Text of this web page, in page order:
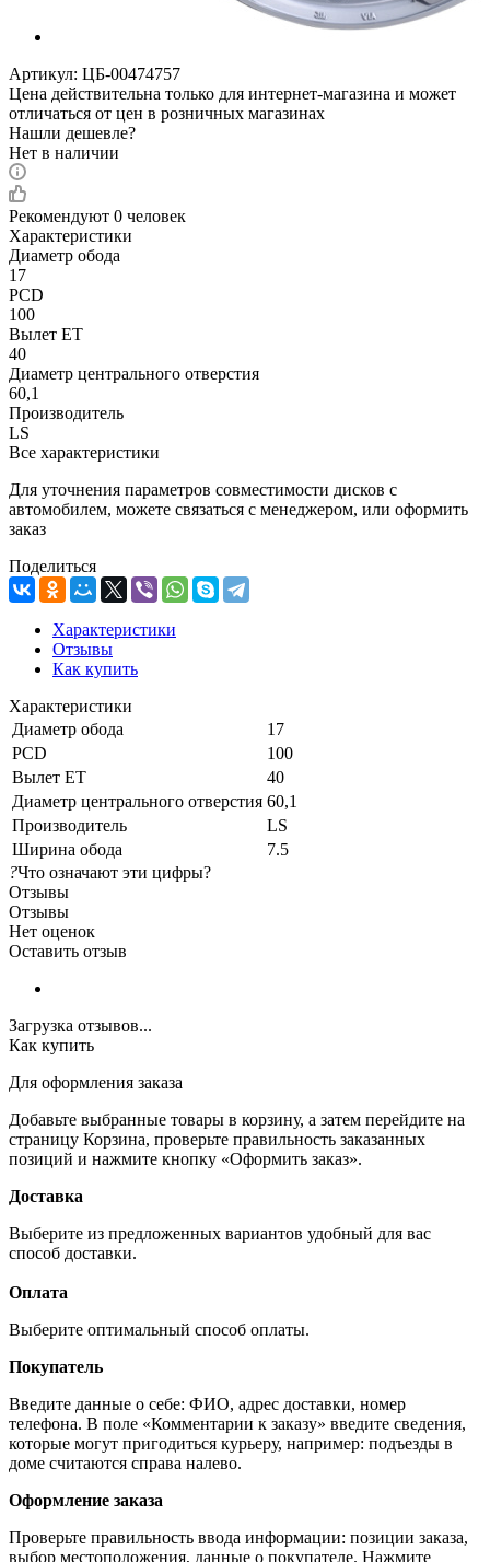
Артикул: ЦБ-00474757
Цена действительна только для интернет-магазина и может
отличаться от цен в розничных магазинах
Нашли дешевле?
Нет в наличии
Рекомендуют 0 человек
Характеристики
Диаметр обода
17
PCD
100
Вылет ET
40
Диаметр центрального отверстия
60,1
Производитель
LS
Все характеристики
Для уточнения параметров совместимости дисков с
автомобилем, можете связаться с менеджером, или оформить
заказ
Поделиться
Характеристики
Отзывы
Как купить
Характеристики
Диаметр обода
17
PCD
100
Вылет ET
40
Диаметр центрального отверстия 60,1
Производитель
LS
Ширина обода
7.5
?Что означают эти цифры?
Отзывы
Отзывы
Нет оценок
Оставить отзыв
Загрузка отзывов...
Как купить
Для оформления заказа
Добавьте выбранные товары в корзину, а затем перейдите на
страницу Корзина, проверьте правильность заказанных
позиций и нажмите кнопку «Оформить заказ».
Доставка
Выберите из предложенных вариантов удобный для вас
способ доставки.
Оплата
Выберите оптимальный способ оплаты.
Покупатель
Введите данные о себе: ФИО, адрес доставки, номер
телефона. В поле «Комментарии к заказу» введите сведения,
которые могут пригодиться курьеру, например: подъезды в
доме считаются справа налево.
Оформление заказа
Проверьте правильность ввода информации: позиции заказа,
выбор местоположения, данные о покупателе. Нажмите